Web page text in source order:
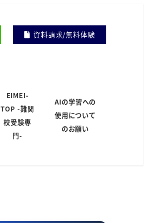
資料請求/無料体験
EIMEI-
TOP -難関
校受験専
門-
AIの学習への
使用について
のお願い